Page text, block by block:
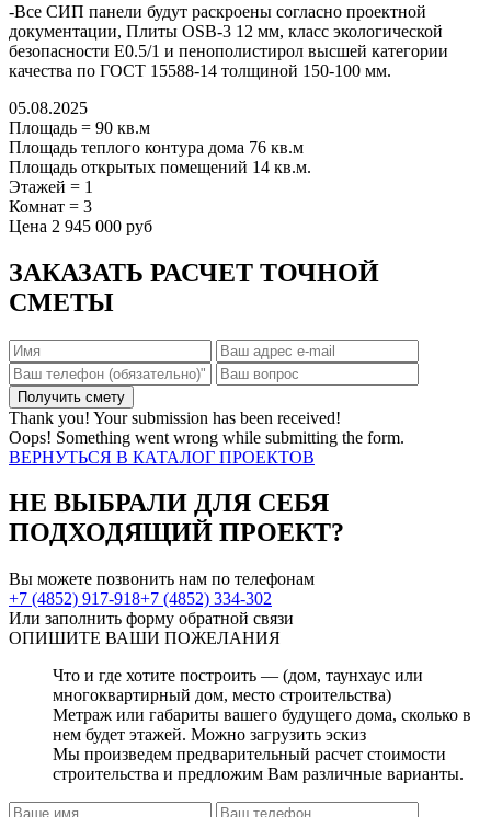
-Все СИП панели будут раскроены согласно проектной
документации, Плиты OSB-3 12 мм, класс экологической
безопасности Е0.5/1 и пенополистирол высшей категории
качества по ГОСТ 15588-14 толщиной 150-100 мм.
05.08.2025
Площадь = 90 кв.м
Площадь теплого контура дома 76 кв.м
Площадь открытых помещений 14 кв.м.
Этажей = 1
Комнат = 3
Цена 2 945 000 руб
ЗАКАЗАТЬ РАСЧЕТ ТОЧНОЙ
СМЕТЫ
Thank you! Your submission has been received!
Oops! Something went wrong while submitting the form.
ВЕРНУТЬСЯ В КАТАЛОГ ПРОЕКТОВ
НЕ ВЫБРАЛИ ДЛЯ СЕБЯ
ПОДХОДЯЩИЙ ПРОЕКТ?
Вы можете позвонить нам по телефонам
+7 (4852) 917-918+7 (4852) 334-302
Или заполнить форму обратной связи
ОПИШИТЕ ВАШИ ПОЖЕЛАНИЯ
Что и где хотите построить — (дом, таунхаус или
многоквартирный дом, место строительства)
Метраж или габариты вашего будущего дома, сколько в
нем будет этажей. Можно загрузить эскиз
Мы произведем предварительный расчет стоимости
строительства и предложим Вам различные варианты.